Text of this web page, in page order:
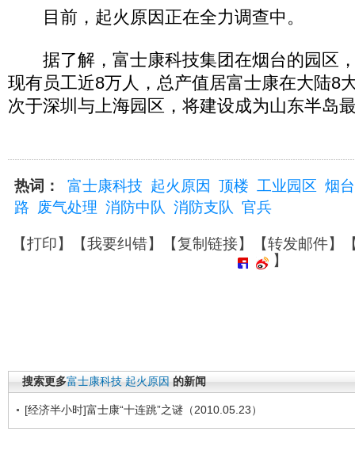
目前，起火原因正在全力调查中。
据了解，富士康科技集团在烟台的园区
现有员工近8万人，总产值居富士康在大陆8
次于深圳与上海园区，将建设成为山东半岛
热词： 富士康科技 起火原因 顶楼 工业园区 烟
路
废气处理 消防中队 消防支队 官兵
【打印】【我要纠错】【复制链接】【转发邮件】
】
搜索更多富士康科技 起火原因 的新闻
[经济半小时]富士康“十连跳”之谜（2010.05.23）